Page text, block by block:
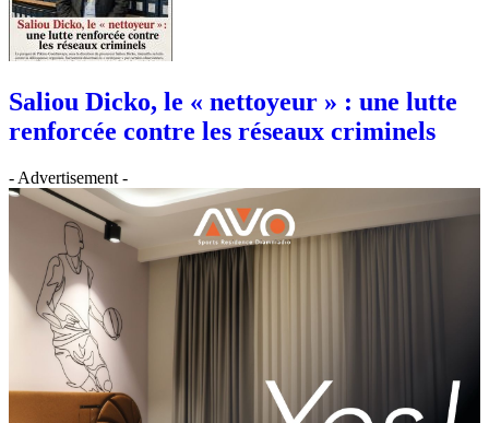
Saliou Dicko, le « nettoyeur » : une lutte
renforcée contre les réseaux criminels
- Advertisement -